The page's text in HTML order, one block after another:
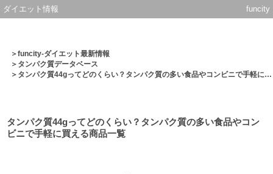
ダイエット情報 funcity
＞funcity-ダイエット最新情報
＞ タンパク質データベース
＞タンパク質44gってどのくらい？タンパク質の多い食品やコンビニで手軽に買える商品一覧
タンパク質44gってどのくらい？タンパク質の多い食品やコン
ビニで手軽に買える商品一覧